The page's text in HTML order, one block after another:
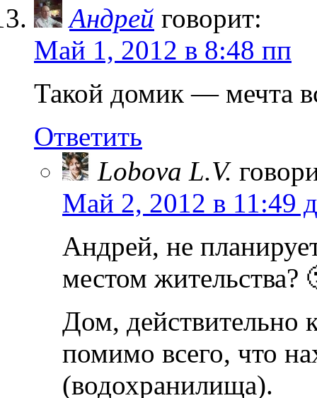
Андрей говорит:
Май 1, 2012 в 8:48 пп
Такой домик — мечта
Ответить
Lobova L.V.
Май 2, 2012 в 11:49
Андрей, не
местом жительства?
Дом,
помимо всего, что
(водохранилища).